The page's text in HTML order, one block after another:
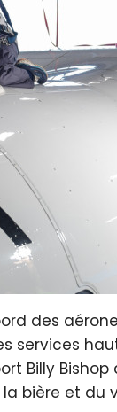
des
services
Billy
bière et du